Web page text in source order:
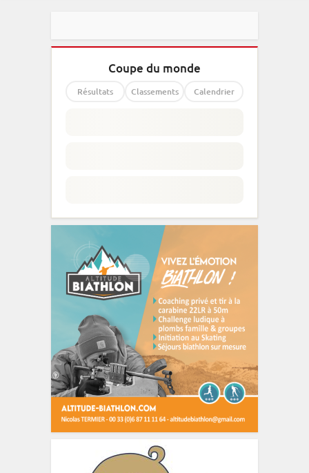
Coupe du monde
Résultats Classements Calendrier